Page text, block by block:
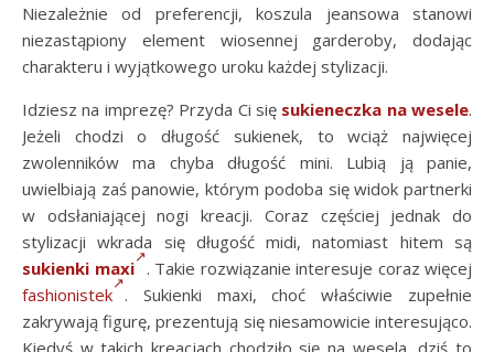
Niezależnie od preferencji, koszula jeansowa stanowi
niezastąpiony element wiosennej garderoby, dodając
charakteru i wyjątkowego uroku każdej stylizacji.
Idziesz na imprezę? Przyda Ci się sukieneczka na wesele.
Jeżeli chodzi o długość sukienek, to wciąż najwięcej
zwolenników ma chyba długość mini. Lubią ją panie,
uwielbiają zaś panowie, którym podoba się widok partnerki
w odsłaniającej nogi kreacji. Coraz częściej jednak do
stylizacji wkrada się długość midi, natomiast hitem są
sukienki maxi
. Takie rozwiązanie interesuje coraz więcej
fashionistek . Sukienki maxi, choć właściwie zupełnie
zakrywają figurę, prezentują się niesamowicie interesująco.
Kiedyś w takich kreacjach chodziło się na wesela, dziś to